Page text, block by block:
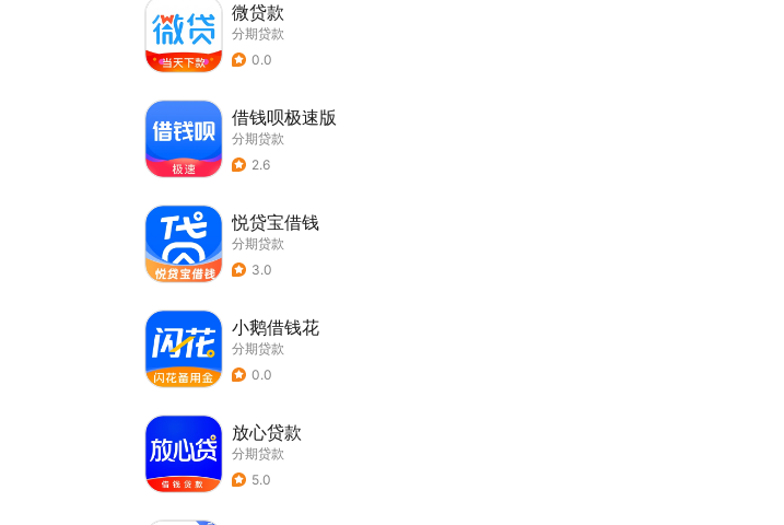
微贷款
分期贷款
0.0
借钱呗极速版
分期贷款
2.6
悦贷宝借钱
分期贷款
3.0
小鹅借钱花
分期贷款
0.0
放心贷款
分期贷款
5.0